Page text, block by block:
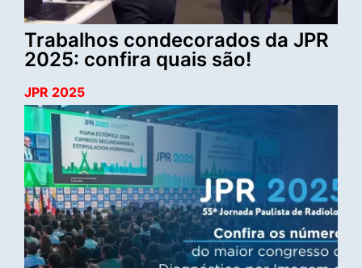
Trabalhos condecorados da JPR
2025: confira quais são!
JPR 2025